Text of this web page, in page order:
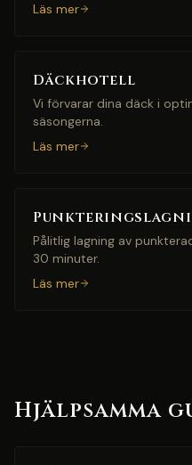
Läs mer
Däckhotell
Vi förvarar dina däck i
säsongerna.
Läs mer
Pålitlig lagning av
30 minuter.
Läs mer
Hjälpsamma